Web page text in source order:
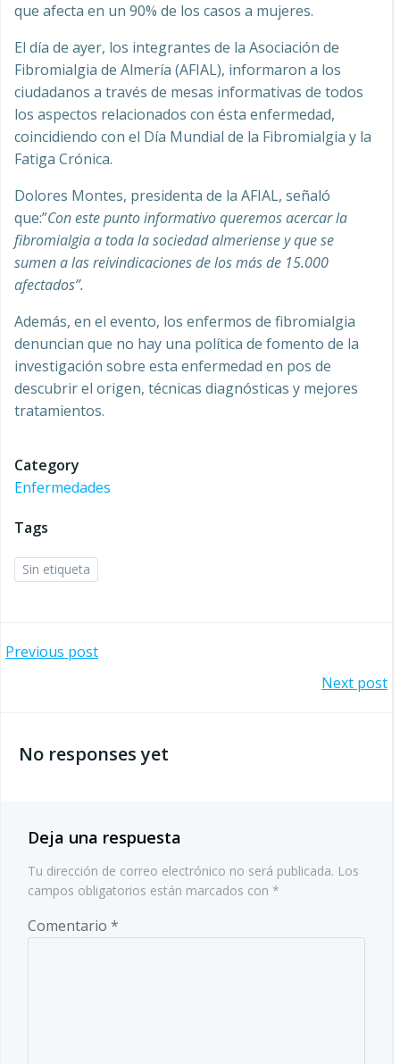
que afecta en un 90% de los casos a mujeres.
El día de ayer, los integrantes de la Asociación de
Fibromialgia de Almería (AFIAL), informaron a los
ciudadanos a través de mesas informativas de todos
los aspectos relacionados con ésta enfermedad,
coincidiendo con el Día Mundial de la Fibromialgia y la
Fatiga Crónica.
Dolores Montes, presidenta de la AFIAL, señaló
que:”Con este punto informativo queremos acercar la
fibromialgia a toda la sociedad almeriense y que se
sumen a las reivindicaciones de los más de 15.000
afectados”.
Además, en el evento, los enfermos de fibromialgia
denuncian que no hay una política de fomento de la
investigación sobre esta enfermedad en pos de
descubrir el origen, técnicas diagnósticas y mejores
tratamientos.
Category
Enfermedades
Tags
Sin etiqueta
Navegación
las
Previous post
por
las
entradas
Next post
No responses yet
Deja una respuesta
Tu dirección de correo electrónico no será publicada. Los
campos obligatorios están marcados con *
Comentario *